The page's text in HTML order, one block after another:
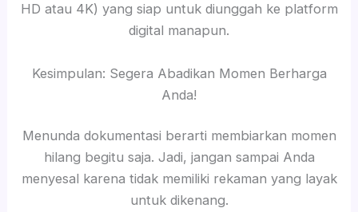
HD atau 4K) yang siap untuk diunggah ke platform
digital manapun.
Kesimpulan: Segera Abadikan Momen Berharga
Anda!
Menunda dokumentasi berarti membiarkan momen
hilang begitu saja. Jadi, jangan sampai Anda
menyesal karena tidak memiliki rekaman yang layak
untuk dikenang.